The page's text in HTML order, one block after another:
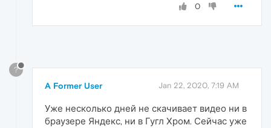
0
?
A Former User Jan 22, 2020, 7:19 AM
Уже несколько дней не скачивает видео ни в
браузере Яндекс, ни в Гугл Хром. Сейчас уже